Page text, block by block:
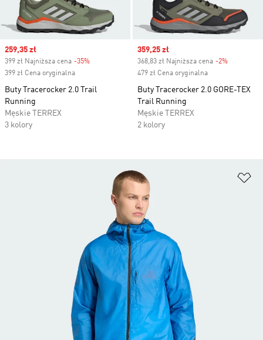
Sale price
259,35 zł
399 zł Najniższa cena -35%
399 zł Cena oryginalna
Buty Tracerocker 2.0 Trail
Running
Męskie TERREX
3 kolory
Sale price
359,25 zł
368,83 zł Najniższa cena -2%
479 zł Cena oryginalna
Buty Tracerocker 2.0 GORE-TEX
Trail Running
Męskie TERREX
2 kolory